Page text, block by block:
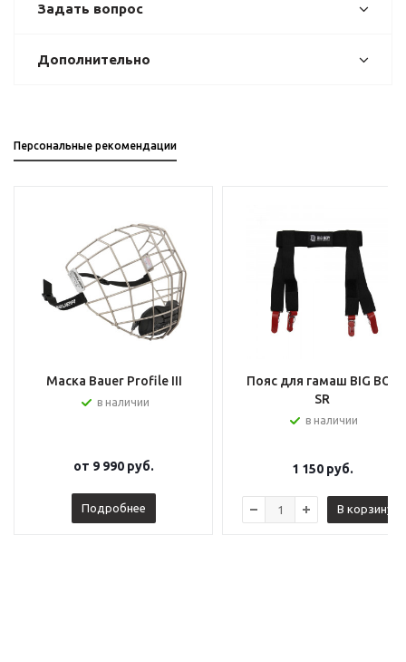
Задать вопрос
Дополнительно
Персональные рекомендации
Маска Bauer Profile III
в наличии
от 9 990 руб.
Подробнее
Пояс для гамаш BIG BOY
SR
в наличии
1 150руб.
В корзину